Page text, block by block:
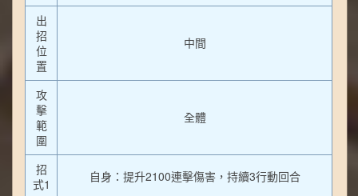
出
招
位
置
中間
攻
擊
範
圍
全體
招
式1
自身：提升2100連擊傷害，持續3行動回合